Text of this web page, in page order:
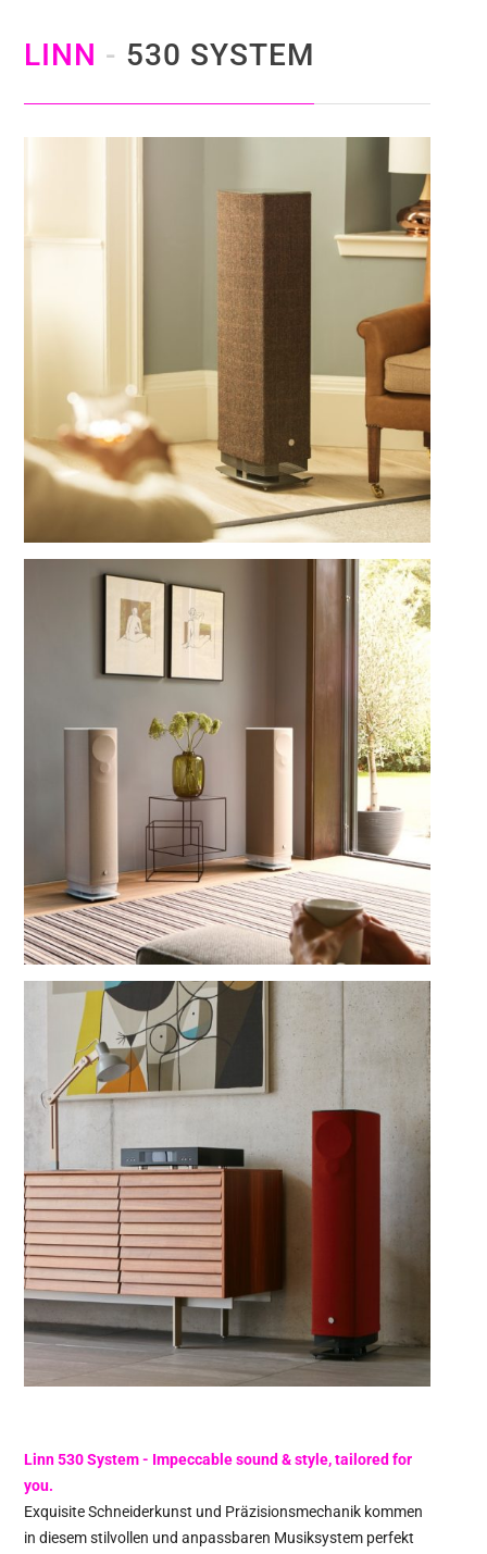
LINN - 530 SYSTEM
Linn 530 System - Impeccable sound & style, tailored for
you.
Exquisite Schneiderkunst und Präzisionsmechanik kommen
in diesem stilvollen und anpassbaren Musiksystem perfekt